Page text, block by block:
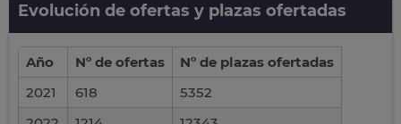
Evolución de ofertas y plazas ofertadas
Año Nº de ofertas
Nº de plazas ofertadas
2021
618
5352